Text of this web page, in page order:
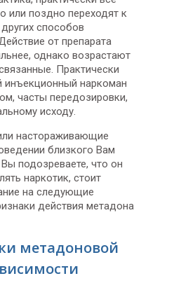
или поздно переходят к
способов
от препарата
однако возрастают
Практически
наркоман
часты передозировки,
исходу.
настораживающие
близкого Вам
подозреваете, что он
наркотик, стоит
на следующие
действия метадона
метадоновой